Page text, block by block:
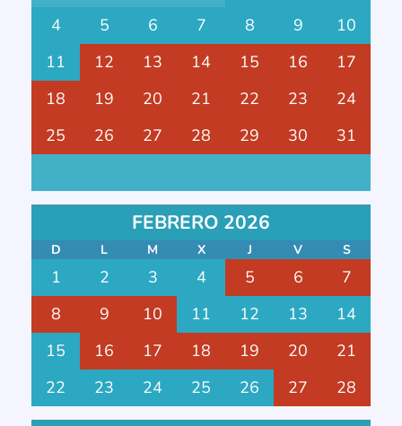
4
5 6 7 8 9
10
11
12 13 14 15 16
17
18
19 20 21 22 23
24
25
26 27 28 29 30 31
FEBRERO 2026
D L M X J V S
1 2 3 4 5 6
7
8
9 10 11 12 13
14
15
16 17 18 19 20
21
22
23 24 25 26 27 28